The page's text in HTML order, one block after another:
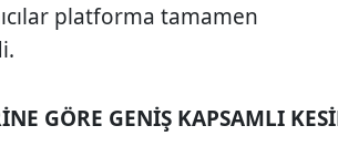
platforma tamamen
GÖRE GENİŞ KAPSAMLI